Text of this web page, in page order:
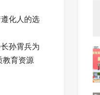
化人的选
孙霄兵为
教育资源